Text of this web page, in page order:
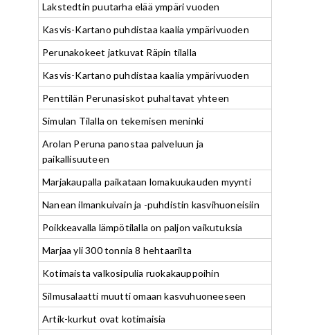
Lakstedtin puutarha elää ympäri vuoden
Kasvis-Kartano puhdistaa kaalia ympärivuoden
Perunakokeet jatkuvat Räpin tilalla
Kasvis-Kartano puhdistaa kaalia ympärivuoden
Penttilän Perunasiskot puhaltavat yhteen
Simulan Tilalla on tekemisen meninki
Arolan Peruna panostaa palveluun ja
paikallisuuteen
Marjakaupalla paikataan lomakuukauden myynti
Nanean ilmankuivain ja -puhdistin kasvihuoneisiin
Poikkeavalla lämpötilalla on paljon vaikutuksia
Marjaa yli 300 tonnia 8 hehtaarilta
Kotimaista valkosipulia ruokakauppoihin
Silmusalaatti muutti omaan kasvuhuoneeseen
Artik-kurkut ovat kotimaisia